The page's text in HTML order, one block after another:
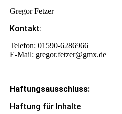
Gregor Fetzer
Kontakt:
Telefon: 01590-6286966
E-Mail: gregor.fetzer@gmx.de
Haftungsausschluss:
Haftung für Inhalte